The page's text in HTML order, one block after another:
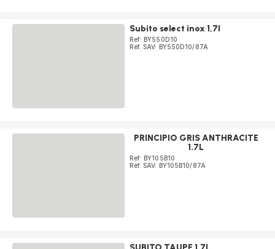
Subito select inox 1,7l
Ref: BY550D10
Réf. SAV: BY550D10/87A
PRINCIPIO GRIS ANTHRACITE
1.7L
Ref: BY105B10
Réf. SAV: BY105B10/87A